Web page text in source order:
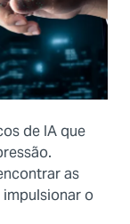
de IA que
as
o